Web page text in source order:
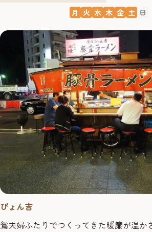
月 火 水 木 金 土 日
ぴょん吉
鴛夫婦ふたりでつくってきた暖簾が温か